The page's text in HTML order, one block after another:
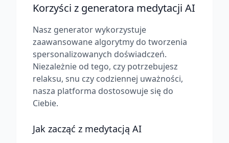
Korzyści z generatora medytacji AI
Nasz generator wykorzystuje
zaawansowane algorytmy do tworzenia
spersonalizowanych doświadczeń.
Niezależnie od tego, czy potrzebujesz
relaksu, snu czy codziennej uważności,
nasza platforma dostosowuje się do
Ciebie.
Jak zacząć z medytacją AI